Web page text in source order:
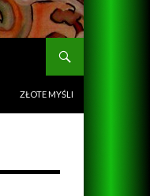
ZŁOTE MYŚLI